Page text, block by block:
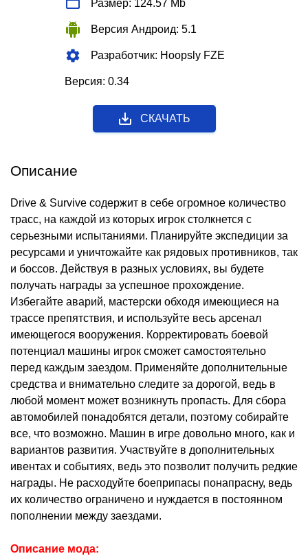
Размер: 124.57 Mb
Версия Андроид: 5.1
Разработчик: Hoopsly FZE
Версия: 0.34
СКАЧАТЬ
Описание
Drive & Survive содержит в себе огромное количество
трасс, на каждой из которых игрок столкнется с
серьезными испытаниями. Планируйте экспедиции за
ресурсами и уничтожайте как рядовых противников, так
и боссов. Действуя в разных условиях, вы будете
получать награды за успешное прохождение.
Избегайте аварий, мастерски обходя имеющиеся на
трассе препятствия, и используйте весь арсенал
имеющегося вооружения. Корректировать боевой
потенциал машины игрок сможет самостоятельно
перед каждым заездом. Применяйте дополнительные
средства и внимательно следите за дорогой, ведь в
любой момент может возникнуть пропасть. Для сбора
автомобилей понадобятся детали, поэтому собирайте
все, что возможно. Машин в игре довольно много, как и
вариантов развития. Участвуйте в дополнительных
ивентах и событиях, ведь это позволит получить редкие
награды. Не расходуйте боеприпасы понапрасну, ведь
их количество ограничено и нуждается в постоянном
пополнении между заездами.
Описание мода: